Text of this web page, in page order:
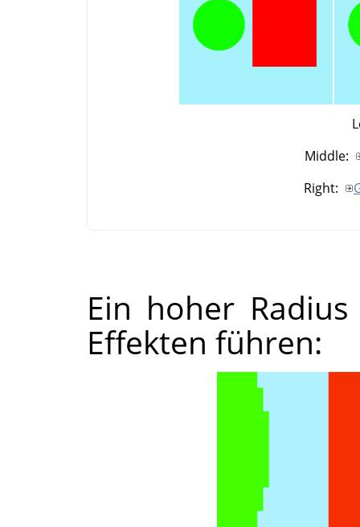
Middle:
Right:
Ein hoher
Effekten führen: